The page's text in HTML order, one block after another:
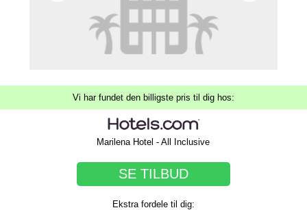
Vi har fundet den billigste pris til dig hos:
Marilena Hotel - All Inclusive
SE TILBUD
Ekstra fordele til dig: